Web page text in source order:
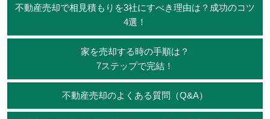
不動産売却で相見積もりを3社にすべき理由は？成功のコツ
4選！
家を売却する時の手順は？
7ステップで完結！
不動産売却のよくある質問（Q&A）